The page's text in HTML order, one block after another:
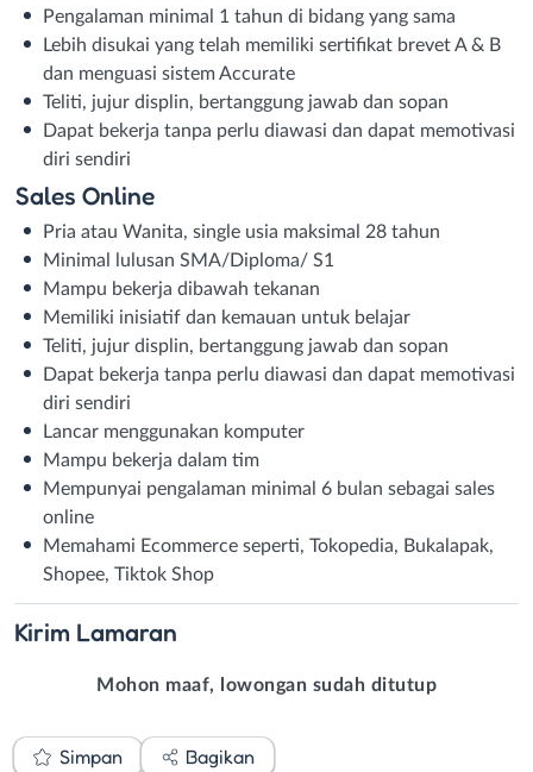
Pengalaman minimal 1 tahun di bidang yang sama
Lebih disukai yang telah memiliki sertifikat brevet A & B
dan menguasi sistem Accurate
Teliti, jujur displin, bertanggung jawab dan sopan
Dapat bekerja tanpa perlu diawasi dan dapat memotivasi
diri sendiri
Sales Online
Pria atau Wanita, single usia maksimal 28 tahun
Minimal lulusan SMA/Diploma/ S1
Mampu bekerja dibawah tekanan
Memiliki inisiatif dan kemauan untuk belajar
Teliti, jujur displin, bertanggung jawab dan sopan
Dapat bekerja tanpa perlu diawasi dan dapat memotivasi
diri sendiri
Lancar menggunakan komputer
Mampu bekerja dalam tim
Mempunyai pengalaman minimal 6 bulan sebagai sales
online
Memahami Ecommerce seperti, Tokopedia, Bukalapak,
Shopee, Tiktok Shop
Kirim Lamaran
Mohon maaf, lowongan sudah ditutup
Simpan Bagikan